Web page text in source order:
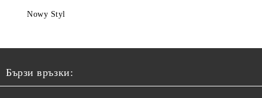
Nowy Styl
Бързи връзки: